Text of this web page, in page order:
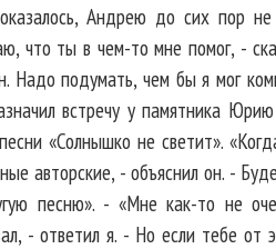
Андрею до сих пор не
что ты в чем-то мне помог, -
Надо подумать, чем бы я мог
встречу у памятника
«Солнышко не светит».
авторские, - объяснил он. -
песню». - «Мне как-то не
- ответил я. - Но если тебе от